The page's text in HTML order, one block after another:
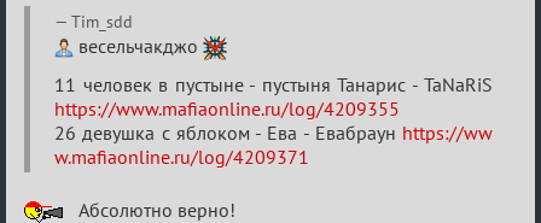
Re:
Найди
меня!
Tim_sdd
весельчакджо
11 человек в пустыне - пустыня Танарис - TaNaRiS
https://www.mafiaonline.ru/log/4209355
26 девушка с яблоком - Ева - Евабраун https://ww
w.mafiaonline.ru/log/4209371
Абсолютно верно!